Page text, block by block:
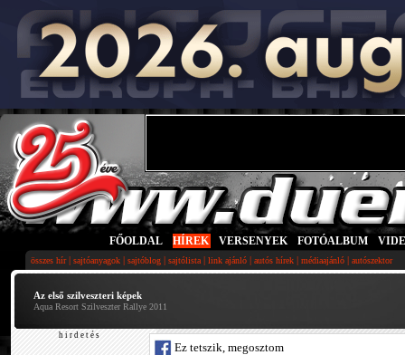
FŐOLDAL HÍREK VERSENYEK FOTÓALBUM
összes hír| sajtóanyagok | sajtóblog | sajtólista | link ajánló | autós hírek | médiaajánló | autószektor
Az első szilveszteri képek
Aqua Resort Szilveszter Rallye 2011
h i r d e t é s
Ez tetszik, megosztom